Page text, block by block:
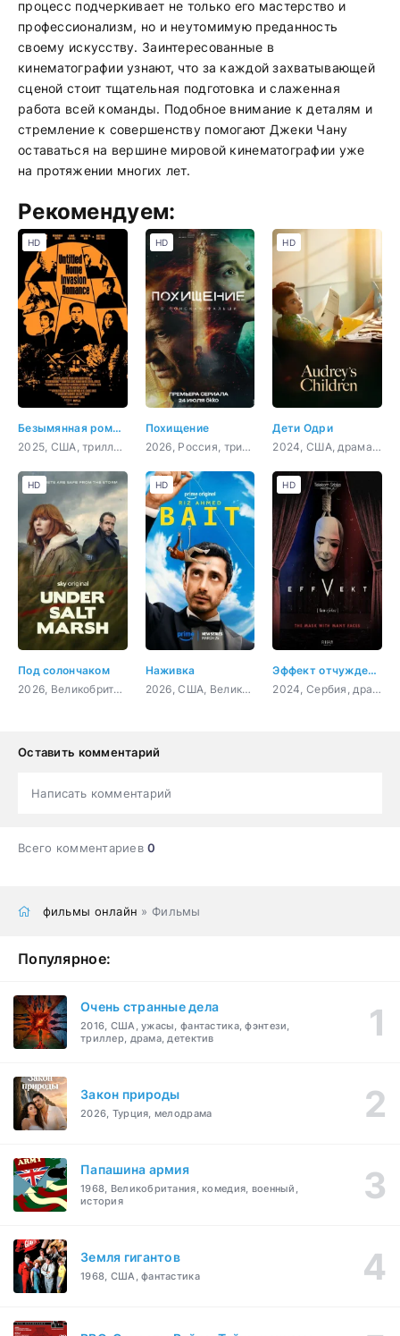
процесс подчеркивает не только его мастерство и
профессионализм, но и неутомимую преданность
своему искусству. Заинтересованные в
кинематографии узнают, что за каждой захватывающей
сценой стоит тщательная подготовка и слаженная
работа всей команды. Подобное внимание к деталям и
стремление к совершенству помогают Джеки Чану
оставаться на вершине мировой кинематографии уже
на протяжении многих лет.
Рекомендуем:
Безымянная романтическая история о вторжении в дом
2025, США, триллер, мелодрама, комедия
HD
Похищение
2026, Россия, триллер, детектив
HD
Дети Одри
2024, США, драма, биография
HD
Под солончаком
2026, Великобритания, детектив, драма, криминал
HD
Наживка
2026, США, Великобритания, фантастика, драма, комедия
HD
Эффект отчуждения
2024, Сербия, драма
HD
Оставить комментарий
Написать комментарий
Всего комментариев0
фильмы онлайн » Фильмы
Популярное:
Очень странные дела
2016, США, ужасы, фантастика, фэнтези,
триллер, драма, детектив
Закон природы
2026, Турция, мелодрама
Папашина армия
1968, Великобритания, комедия, военный,
история
Земля гигантов
1968, США, фантастика